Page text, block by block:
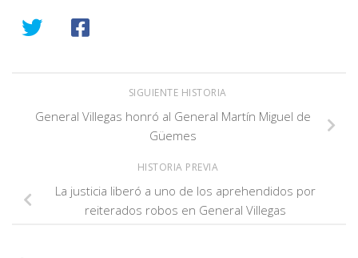
SIGUIENTE HISTORIA
General Villegas honró al General Martín Miguel de
Güemes
HISTORIA PREVIA
La justicia liberó a uno de los aprehendidos por
reiterados robos en General Villegas